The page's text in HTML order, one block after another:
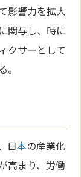
影響力を拡大
関与し、時に
クサーとして
日本の産業化
高まり、労働